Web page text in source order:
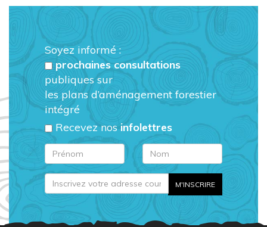
Soyez informé :
prochaines consultations
publiques sur
les plans d’aménagement forestier
intégré
Recevez nosinfolettres